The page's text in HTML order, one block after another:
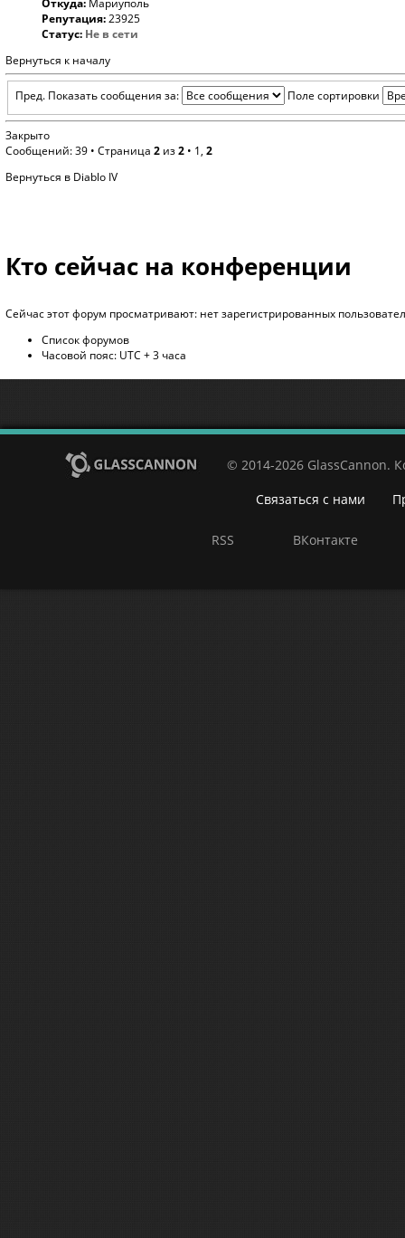
Откуда: Мариуполь
Репутация:23925
Статус: Не в сети
Вернуться к началу
Пред. Показать сообщения за: Поле сортировки
Закрыто
Сообщений: 39 • Страница 2 из2 • 1, 2
Вернуться в Diablo IV
Кто сейчас на конференции
Сейчас этот форум просматривают: нет зарегистрированных
Список форумов
Часовой пояс: UTC + 3 часа
© 2014-2026 GlassCannon.
Связаться с нами
RSS ВКонтакте